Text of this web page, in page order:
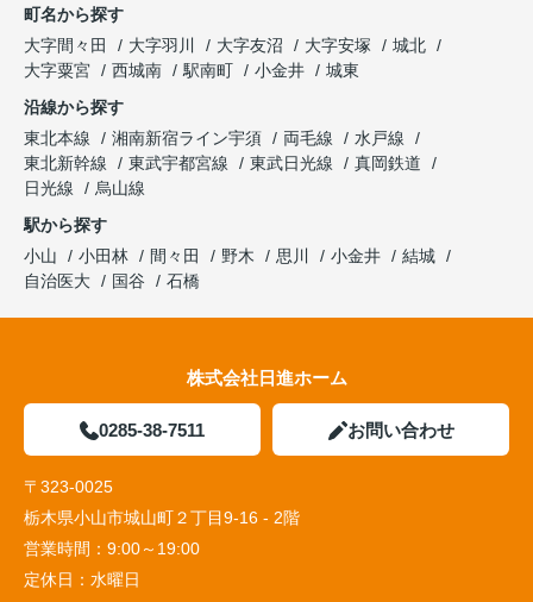
町名から探す
大字間々田
大字羽川 大字友沼 大字安塚
城北
大字粟宮
西城南 駅南町 小金井
城東
沿線から探す
東北本線
湘南新宿ライン宇須 両毛線
水戸線
東北新幹線
東武宇都宮線 東武日光線
真岡鉄道
日光線
烏山線
駅から探す
小山
小田林 間々田 野木 思川 小金井
結城
自治医大
国谷 石橋
株式会社日進ホーム
0285-38-7511 お問い合わせ
〒323-0025
栃木県小山市城山町２丁目9-16 - 2階
営業時間： 9:00～19:00
定休日： 水曜日